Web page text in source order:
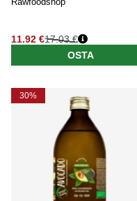
11.92 €
Normaali hinta
17.03 €
OSTA
30%